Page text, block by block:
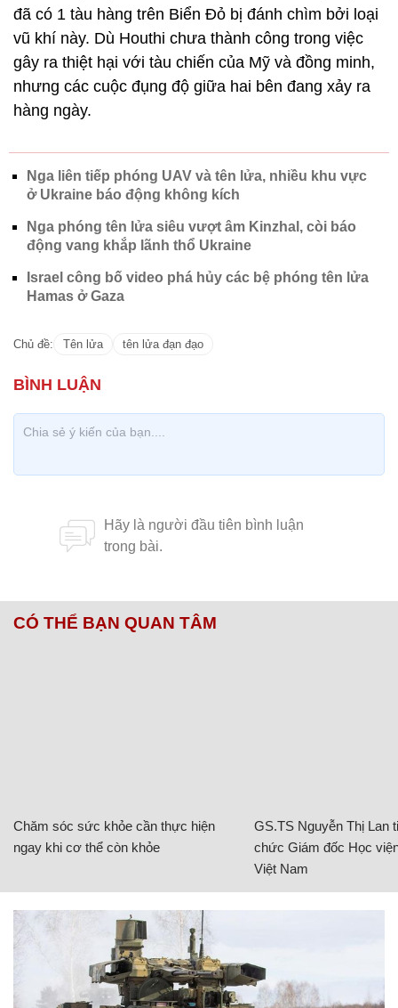
đã có 1 tàu hàng trên Biển Đỏ bị đánh chìm bởi loại
vũ khí này. Dù Houthi chưa thành công trong việc
gây ra thiệt hại với tàu chiến của Mỹ và đồng minh,
nhưng các cuộc đụng độ giữa hai bên đang xảy ra
hàng ngày.
Nga liên tiếp phóng UAV và tên lửa, nhiều khu vực
ở Ukraine báo động không kích
Nga phóng tên lửa siêu vượt âm Kinzhal, còi báo
động vang khắp lãnh thổ Ukraine
Israel công bố video phá hủy các bệ phóng tên lửa
Hamas ở Gaza
Chủ đề: Tên lửa tên lửa đạn đạo
CÓ THỂ BẠN QUAN TÂM
Chăm sóc sức khỏe cần thực hiện
ngay khi cơ thể còn khỏe
GS.TS Nguyễn Thị Lan
chức Giám đốc Học
Việt Nam